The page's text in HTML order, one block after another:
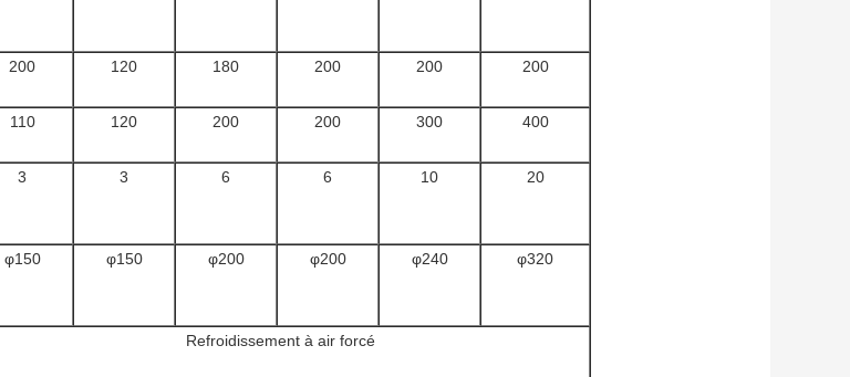
200 120 180 200 200 200
110 120 200 200 300 400
3 3 6 6 10 20
φ150 φ150 φ200 φ200 φ240 φ320
Refroidissement à air forcé